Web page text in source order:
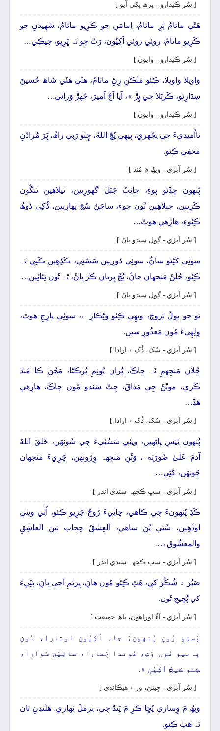
[ سُر ڪيڏارو - پرھ پکي آيو ]
ھَئَي ماتامُ ٻَرِ ماتامُ، اِمامَنِ جو ڪَرِيو ماتامُ، شَھِيدَنِ جو
ڪَرِيو ماتامُ، روئِي روئِي اَکِيُون، رَتُ ڇو نَہ ڀَرِيو، جيڪِي…
[ سُر ڪيڏارو - وايون ]
واويلا واويلا، ڪِئو مَلَڪَنِ رِڻِ ماتامُ، ھئَي ھئَي شاھَ حُسينَ
سِڌارِئو، ڪَربَلا جي پِڙَ ۾، آيا اَڄُ اَمِيرَ، جُهڙَ وَرائي…
[ سُر ڪيڏارو - وايون ]
نااُميديءَ جي نِجُهري، پيھِي پُڇُ اللهُ، چِٽو رَبِي راھُ، پَرَ مُرادُنِ
مَخفِي ڪِئو.
[ سُر آبڙي - ويھُ مَ مُنڌ ]
پُنهون ڇڏِئو پوءِ، جانِبُ جَبَلَ گهورِيين، تيلاھِين تَنگُون
ڪَرِيين، جيلاھِين تُون جوءِ، ساڄَنُ سُڃَ نِھارِيين، ڏُکِي ڏوھُ
ڪِئوءِ، ھاڙِھي ھوتُ…
[ سُر آبڙي - ڳول سندو پاڻ ]
سوئِي کَڻِئو ساڻُ، سوئِي ڏورِيين سَسُئِي، ڪَڏِھِين ڪَنِي نَہ
ڪِئو، ڄُلَڻَ مَنجهان ڄاڻُ، پُڇُ پِريان ڪَرَ پاڻَ، تَہ تُون تِئائِين…
[ سُر آبڙي - ڳول سندو پاڻ ]
تو جو ٻولُ ٻَروچَ، ويھِي ڪِئو وَڻِڪارِ ۾، سوئِي پارِجِ ھوتَ،
وِلِهِيءَ مُون مَعذُورِ سين.
[ سُر آبڙي - سُک، ڏُک ۽ ارادا ]
ڇُلان مَنجِهمِ نَہ ڇاڪَ، پُران پُونِمِ پُرڪَڻا، مَڇُڻ ڪا مُنڌَ
ڪَري، موٽَڻَ جِي مَذاقَ، چِتُ سَندو مُون چاڪَ، ھاڙِھي
ھَڏِ…
[ سُر آبڙي - سُک، ڏُک ۽ ارادا ]
پُنهون ٿِيَسِ پاڻِهين، ويئِي سَسُئِيءَ جِي سُونھَن، خَلقَ اللهُ
آدمَ عَلیٰ صُورَتِه ، وَڻَنِ مَنجِهہ وِرُونھَن، چَرِيءَ مَنجهان
چُونھَن، کَڻِي…
[ سُر آبڙي - سڀ ڪجهہ سندي اندر ]
ڪَڍَ پُنهونءَ جِي ڪاھي، چاٽِيءَ رُوحُ چَرِيو ڪِئو، اُٿِي ويٺي
اوڏَھِين، سُتي پُڻ ساھي، اَلعِشقُ حِجاب بَينَ العاشِقِ
والَمعشُوق ،…
[ سُر آبڙي - سڀ ڪجهہ سندي اندر ]
صَبُرَ ۽ شُڪُرَ کي، ھَٿِ ڪِئو مُون ھاڻِ، پِريَمِ اَچي پاڻِ، پَٽِيءَ
کي پُڇيجِ تُون.
[ سُر آبڙي - آءُ اوراھون، ناھ جميعت ]
پَسئِو رُونِ پُنهونءَ جا، اَکِيُون اوتارا، مُون
ڀانيو مُون وَٽِ، ھُوندا ڄَمارا، ساٿِيَنِ سَوارا،
ڪِئو ڪيچُ اَکِيُنِ ۾.
[ سُر آبڙي - جِيئڻ، ور ۽ ھيڪاندي ]
ويھُ مَ وِساري پُڇا ڪَرِ مَ پَنڌَ جِي، نِرمَلُ نِھاري، ھَلَندِنِ تان
نَہ ھَٿِ ڪِئو.